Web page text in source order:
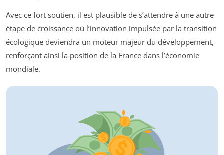
Avec ce fort soutien, il est plausible de s’attendre à une autre
étape de croissance où l’innovation impulsée par la transition
écologique deviendra un moteur majeur du développement,
renforçant ainsi la position de la France dans l’économie
mondiale.